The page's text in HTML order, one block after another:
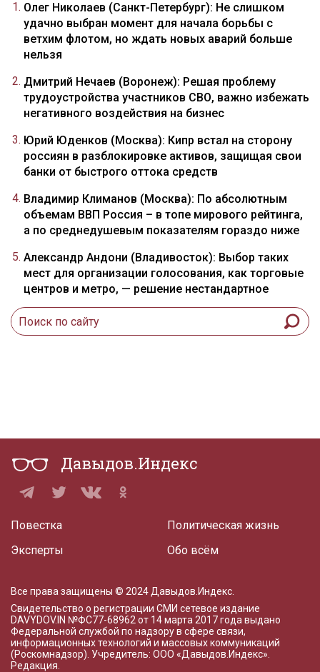
Олег Николаев (Санкт-Петербург): Не слишком
удачно выбран момент для начала борьбы с
ветхим флотом, но ждать новых аварий больше
нельзя
Дмитрий Нечаев (Воронеж): Решая проблему
трудоустройства участников СВО, важно избежать
негативного воздействия на бизнес
Юрий Юденков (Москва): Кипр встал на сторону
россиян в разблокировке активов, защищая свои
банки от быстрого оттока средств
Владимир Климанов (Москва): По абсолютным
объемам ВВП Россия – в топе мирового рейтинга,
а по среднедушевым показателям гораздо ниже
Александр Андони (Владивосток): Выбор таких
мест для организации голосования, как торговые
центров и метро, — решение нестандартное
Давыдов.Индекс
Повестка
Эксперты
Политическая жизнь
Обо всём
Все права защищены © 2024 Давыдов.Индекс.
Свидетельство о регистрации СМИ сетевое издание
DAVYDOV.IN №ФС77-68962 от 14 марта 2017 года выдано
Федеральной службой по надзору в сфере связи,
информационных технологий и массовых коммуникаций
(Роскомнадзор). Учредитель: ООО «Давыдов.Индекс».
Редакция